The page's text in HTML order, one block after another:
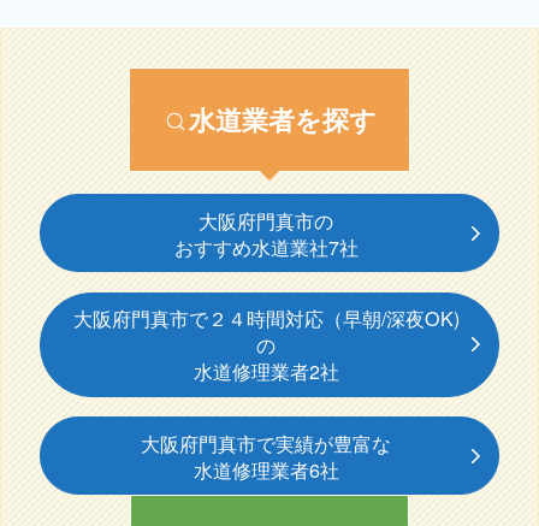
水道業者を探す
大阪府門真市の
おすすめ水道業社7社
大阪府門真市で２４時間対応（早朝/深夜OK)
の
水道修理業者2社
大阪府門真市で実績が豊富な
水道修理業者6社